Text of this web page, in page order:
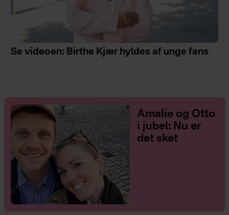
Se videoen: Birthe Kjær hyldes af unge fans
Amalie og Otto
i jubel: Nu er
det sket